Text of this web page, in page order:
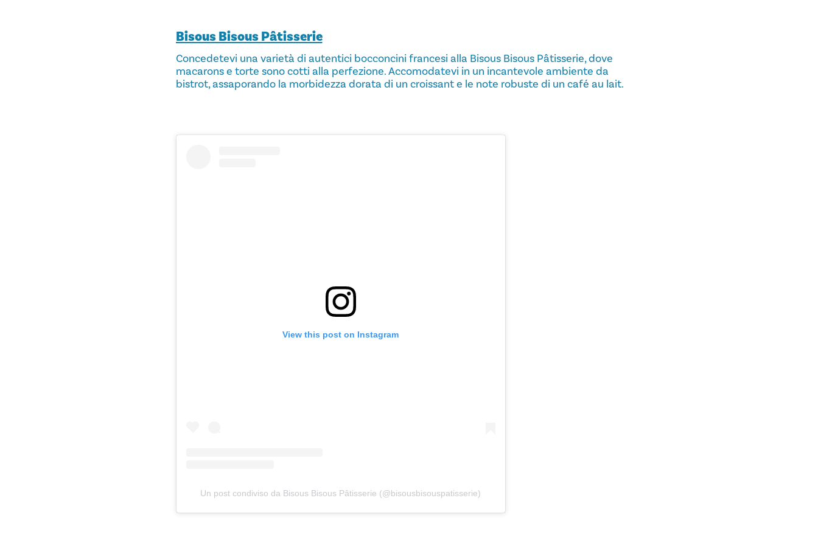
Bisous Bisous Pâtisserie
Concedetevi una varietà di autentici bocconcini francesi alla Bisous Bisous Pâtisserie, dove
macarons e torte sono cotti alla perfezione. Accomodatevi in un incantevole ambiente da
bistrot, assaporando la morbidezza dorata di un croissant e le note robuste di un café au lait.
View this post on Instagram
Un post condiviso da Bisous Bisous Pâtisserie (@bisousbisouspatisserie)